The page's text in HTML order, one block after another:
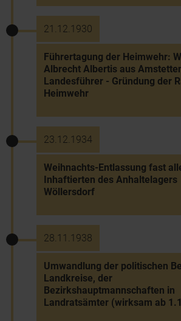
21.12.1930
Führertagung der Heimwehr:
Albrecht Albertis aus
Landesführer - Gründung der
Heimwehr
23.12.1934
Weihnachts-Entlassung fast
Inhaftierten des Anhaltelagers
Wöllersdorf
28.11.1938
Umwandlung der politischen
Landkreise, der
Bezirkshauptmannschaften in
Landratsämter (wirksam ab